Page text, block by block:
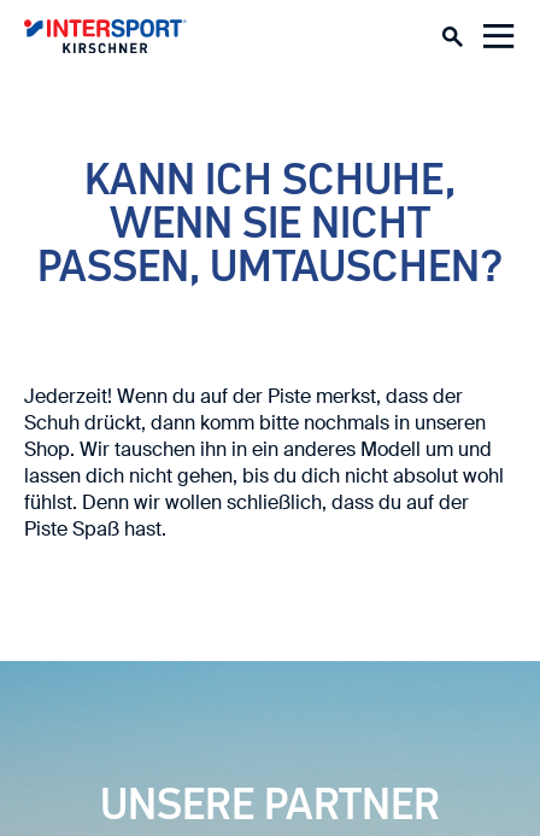
KANN ICH SCHUHE,
WENN SIE NICHT
PASSEN, UMTAUSCHEN?
Jederzeit! Wenn du auf der Piste merkst, dass der
Schuh drückt, dann komm bitte nochmals in unseren
Shop. Wir tauschen ihn in ein anderes Modell um und
lassen dich nicht gehen, bis du dich nicht absolut wohl
fühlst. Denn wir wollen schließlich, dass du auf der
Piste Spaß hast.
UNSERE PARTNER